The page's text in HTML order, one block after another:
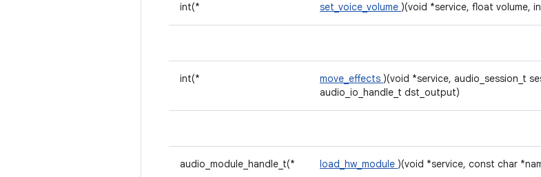
int(* set_voice_volume )(void *service, float volume,
int(* move_effects )(void *service, audio_session_t
audio_io_handle_t dst_output)
audio_module_handle_t(* load_hw_module )(void *service, const char